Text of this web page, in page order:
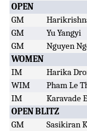
OPEN
GM
GM
Yu Yangyi
GM
Nguyen
WOMEN
IM
Harika
WIM
Pham Le
IM
Karavade
OPEN BLITZ
GM
Sasikiran